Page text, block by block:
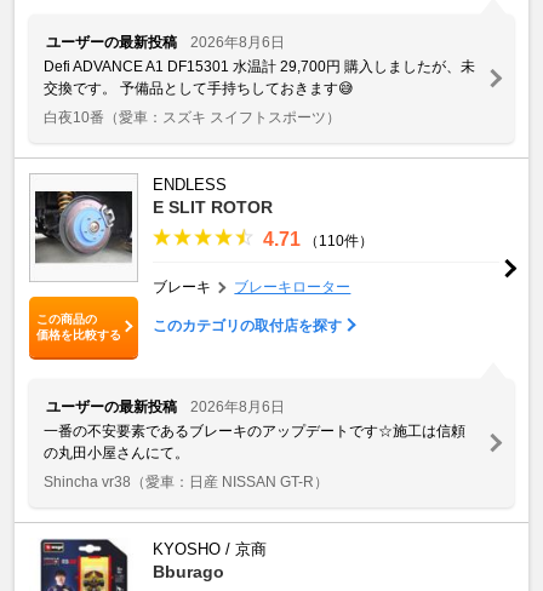
ユーザーの最新投稿
2026年8月6日
Defi ADVANCE A1 DF15301 水温計 29,700円 購入しましたが、未
交換です。 予備品として手持ちしておきます😅
白夜10番 （愛車：スズキ スイフトスポーツ）
この商品の
価格を比較する
ENDLESS
E SLIT ROTOR
4.71 （110件）
ブレーキ ブレーキローター
このカテゴリの取付店を探す
ユーザーの最新投稿
2026年8月6日
一番の不安要素であるブレーキのアップデートです☆施工は信頼
の丸田小屋さんにて。
Shincha vr38 （愛車：日産 NISSAN GT-R）
KYOSHO / 京商
Bburago